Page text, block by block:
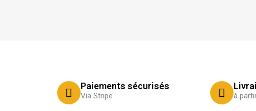
Paiements sécurisés
Via Stripe à